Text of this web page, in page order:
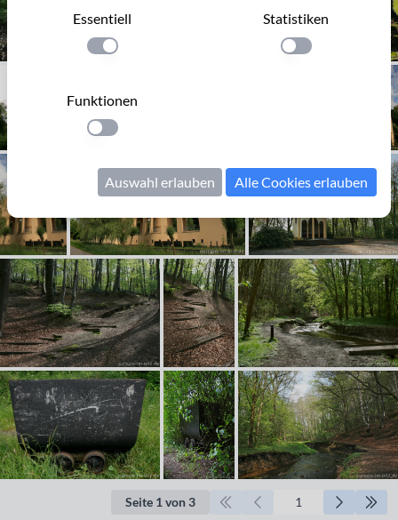
Seite 1 von 3
Essentiell
Einstellung anwenden
Statistiken
Einstellung
Funktionen
Einstellung anwenden
Auswahl erlauben Alle Cookies erlauben